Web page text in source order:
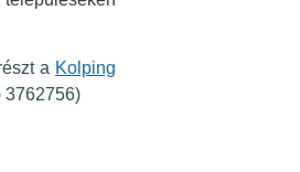
a Kolping
3762756)